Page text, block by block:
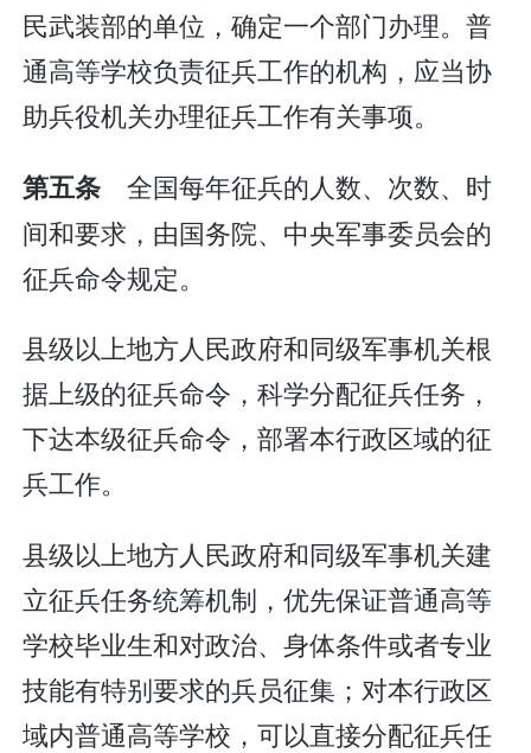
民武装部的单位，确定一个部门办理。普
通高等学校负责征兵工作的机构，应当协
助兵役机关办理征兵工作有关事项。
第五条 全国每年征兵的人数、次数、时
间和要求，由国务院、中央军事委员会的
征兵命令规定。
县级以上地方人民政府和同级军事机关根
据上级的征兵命令，科学分配征兵任务，
下达本级征兵命令，部署本行政区域的征
兵工作。
县级以上地方人民政府和同级军事机关建
立征兵任务统筹机制，优先保证普通高等
学校毕业生和对政治、身体条件或者专业
技能有特别要求的兵员征集；对本行政区
域内普通高等学校，可以直接分配征兵任